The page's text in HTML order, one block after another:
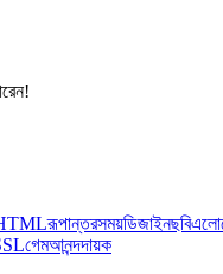
রূপান্তরসময়ডিজাইনছবি
গেমআনন্দদায়ক